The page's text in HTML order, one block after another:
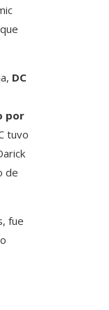
DC
por
tuvo
de
fue